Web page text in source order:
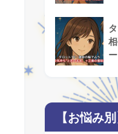
【お悩み